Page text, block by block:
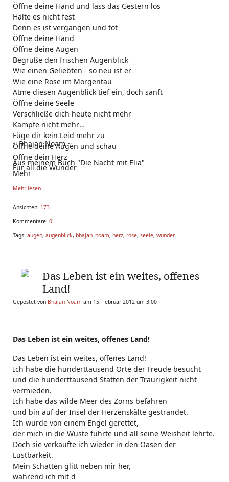
Öffne deine Hand und lass das Gestern los
Halte es nicht fest
Denn es ist vergangen und tot
Öffne deine Hand
Öffne deine Augen
Begrüße den frischen Augenblick
Wie einen Geliebten - so neu ist er
Wie eine Rose im Morgentau
Atme diesen Augenblick tief ein, doch sanft
Öffne deine Seele
Verschließe dich heute nicht mehr
Kämpfe nicht mehr
Füge dir kein Leid mehr zu
Öffne deine Augen und schau
Öffne dein Herz
Für all die Wunder
~ Bhajan Noam ~
Aus meinem Buch "Die Nacht mit Elia"
Mehr
Mehr lesen...
Ansichten: 173
Kommentare: 0
Tags: augen, augenblick, bhajan_noam, herz, rose, seele, wunder
Das Leben ist ein weites, offenes
Land!
Gepostet von Bhajan Noam am 15. Februar 2012 um 3:00
Das Leben ist ein weites, offenes Land!
Das Leben ist ein weites, offenes Land!
Ich habe die hunderttausend Orte der Freude besucht
und die hunderttausend Stätten der Traurigkeit nicht
vermieden.
Ich habe das wilde Meer des Zorns befahren
und bin auf der Insel der Herzenskälte gestrandet.
Ich wurde von einem Engel gerettet,
der mich in die Wüste führte und all seine Weisheit lehrte.
Doch sie verkaufte ich wieder in den Oasen der
Lustbarkeit.
Mein Schatten glitt neben mir her,
während ich mit d